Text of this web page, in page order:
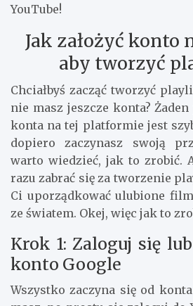
YouTube!
Jak założyć konto
aby tworzyć
Chciałbyś zacząć tworzyć
nie masz jeszcze konta?
konta na tej platformie jest
dopiero zaczynasz swoją
warto wiedzieć, jak to zrobić.
razu zabrać się za tworzenie
Ci uporządkować ulubione
ze światem. Okej, więc jak to
Krok 1: Zaloguj się
konto Google
Wszystko zaczyna się od